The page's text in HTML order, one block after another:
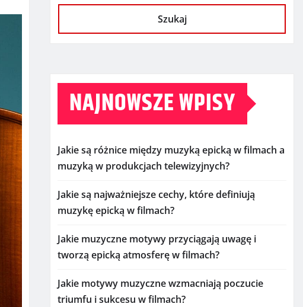
Szukaj
NAJNOWSZE WPISY
Jakie są różnice między muzyką epicką w filmach a
muzyką w produkcjach telewizyjnych?
Jakie są najważniejsze cechy, które definiują
muzykę epicką w filmach?
Jakie muzyczne motywy przyciągają uwagę i
tworzą epicką atmosferę w filmach?
Jakie motywy muzyczne wzmacniają poczucie
triumfu i sukcesu w filmach?